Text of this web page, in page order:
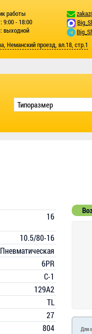
работы
9:00 - 18:00
выходной
Неманский проезд, вл.18, стр.1
Для
16
10.5/80-16
Пневматическая
6PR
C-1
129A2
TL
27
804